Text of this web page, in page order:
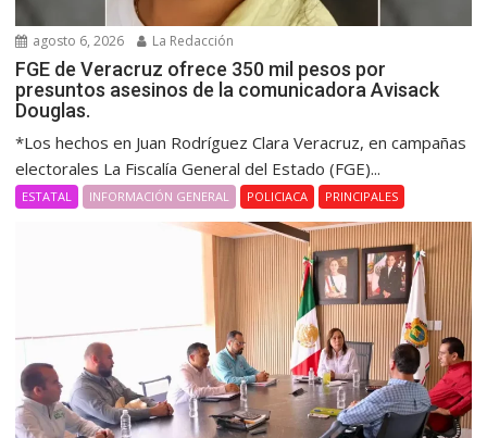
agosto 6, 2026 La Redacción
FGE de Veracruz ofrece 350 mil pesos por
presuntos asesinos de la comunicadora Avisack
Douglas.
*Los hechos en Juan Rodríguez Clara Veracruz, en campañas
electorales La Fiscalía General del Estado (FGE)...
ESTATAL INFORMACIÓN GENERAL POLICIACA PRINCIPALES